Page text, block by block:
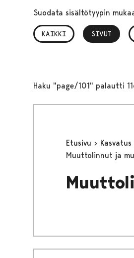
Suodata sisältötyypin
KAIKKI SIVUT
, VALITTU
Haku "page/101" palautti
Etusivu
Muuttolinnut ja